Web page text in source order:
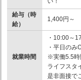
給与（時
給）
1,400円～
就業時間
・10:00～
・平日のみ
※実働5.5時
ライフスタ
是非面接で